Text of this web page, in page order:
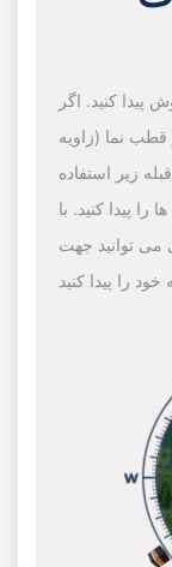
پیدا کنید. اگر
قطب نما (زاویه
زیر استفاده
را پیدا کنید. با
توانید جهت
خود را پیدا کنید